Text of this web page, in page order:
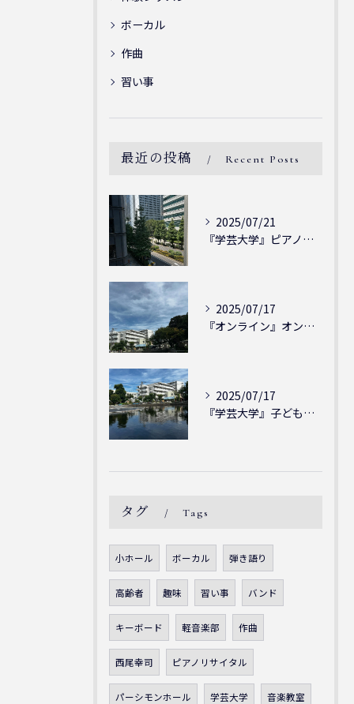
ボーカル
作曲
習い事
最近の投稿 Recent Posts
2025/07/21
『学芸大学』ピアノを弾ける喜び - シェリー・アーツ音楽教室...
2025/07/17
『オンライン』オンラインの会員様大募集中！シェリー・アーツ音...
2025/07/17
『学芸大学』子どもには子どもの表現が大切！シェリー・アーツ音...
タグ Tags
小ホール ボーカル 弾き語り
高齢者 趣味 習い事 バンド
キーボード 軽音楽部 作曲
西尾幸司 ピアノリサイタル
パーシモンホール 学芸大学 音楽教室